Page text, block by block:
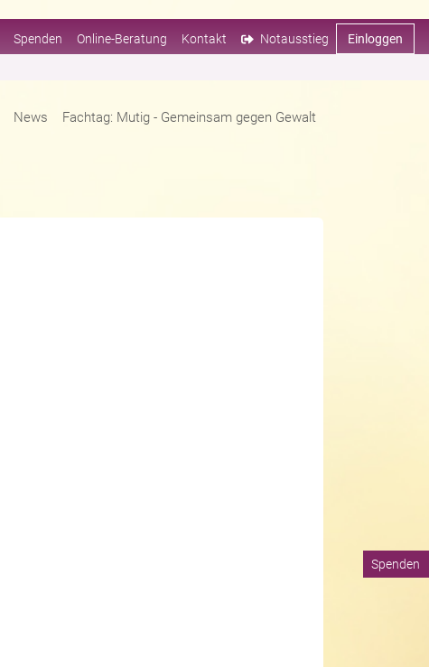
Spenden Online-Beratung Kontakt Notausstieg Einloggen
News Fachtag: Mutig - Gemeinsam gegen Gewalt
Spenden